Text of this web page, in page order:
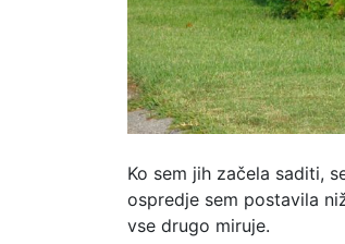
Ko sem jih začela saditi,
ospredje sem postavila
vse drugo miruje.